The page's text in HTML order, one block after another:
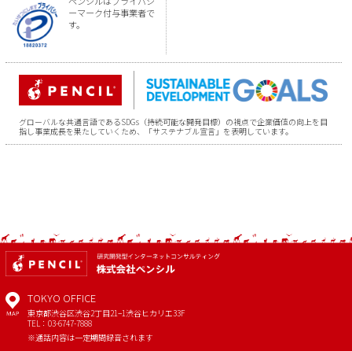
ーマーク付与事業者で
す。
グローバルな共通言語であるSDGs（持続可能な開発目標）の視点で企業価値の向上を目
指し事業成長を果たしていくため、「サステナブル宣言」を表明しています。
MAP
TOKYO OFFICE
東京都渋谷区渋谷2丁目21−1渋谷ヒカリエ33F
TEL：03-6747-7888
※通話内容は一定期間録音されます